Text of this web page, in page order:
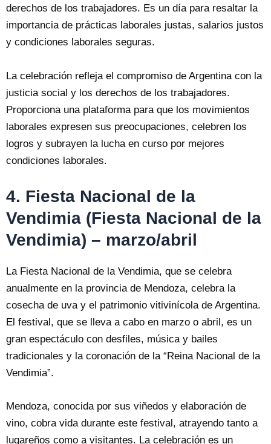
derechos de los trabajadores. Es un día para resaltar la
importancia de prácticas laborales justas, salarios justos
y condiciones laborales seguras.
La celebración refleja el compromiso de Argentina con la
justicia social y los derechos de los trabajadores.
Proporciona una plataforma para que los movimientos
laborales expresen sus preocupaciones, celebren los
logros y subrayen la lucha en curso por mejores
condiciones laborales.
4. Fiesta Nacional de la
Vendimia (Fiesta Nacional de la
Vendimia) – marzo/abril
La Fiesta Nacional de la Vendimia, que se celebra
anualmente en la provincia de Mendoza, celebra la
cosecha de uva y el patrimonio vitivinícola de Argentina.
El festival, que se lleva a cabo en marzo o abril, es un
gran espectáculo con desfiles, música y bailes
tradicionales y la coronación de la “Reina Nacional de la
Vendimia”.
Mendoza, conocida por sus viñedos y elaboración de
vino, cobra vida durante este festival, atrayendo tanto a
lugareños como a visitantes. La celebración es un